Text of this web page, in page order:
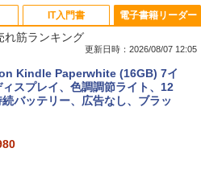
MacBook Neo A18 Proチッ
13インチノートブック：AIとAppl
、Liquid Retinaディスプ
メモリ、512GB SSD、1080p
3年延長 AppleCare+ for 13インチ
ギフトカード - 800 Robux 【限
チャルアイテムを含む】 【オンラ
ムコード】 ロブロックス | オン
ード版
IT入門書
スポート公式テキスト 第４版
電子書籍リーダー
れ筋ランキング
更新日時：2026/08/07 12:05
Kindle Paperwhite (16GB) 7イ
ィスプレイ、色調調節ライト、12
バッテリー、広告なし、ブラッ